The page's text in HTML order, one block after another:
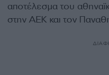
αποτέλεσμα του
στην ΑΕΚ και τον